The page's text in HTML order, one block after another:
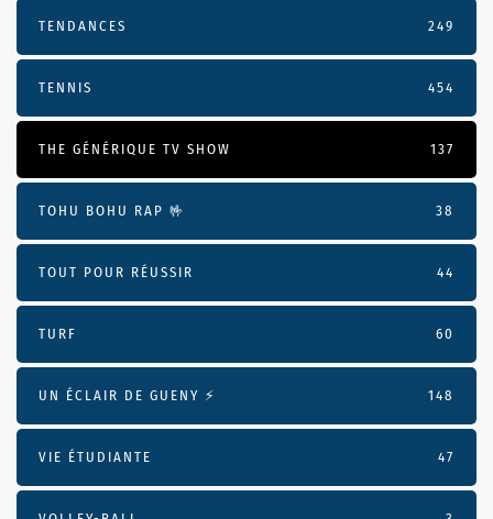
TENDANCES 249
TENNIS 454
THE GÉNÉRIQUE TV SHOW 137
TOHU BOHU RAP 🤟 38
TOUT POUR RÉUSSIR 44
TURF 60
UN ÉCLAIR DE GUENY ⚡️ 148
VIE ÉTUDIANTE 47